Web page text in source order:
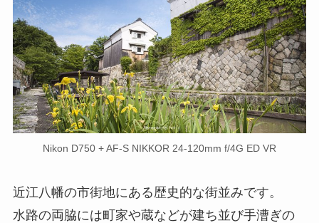
Nikon D750 + AF-S NIKKOR 24-120mm f/4G ED VR
近江八幡の市街地にある歴史的な街並みです。
水路の両脇には町家や蔵などが建ち並び手漕ぎの